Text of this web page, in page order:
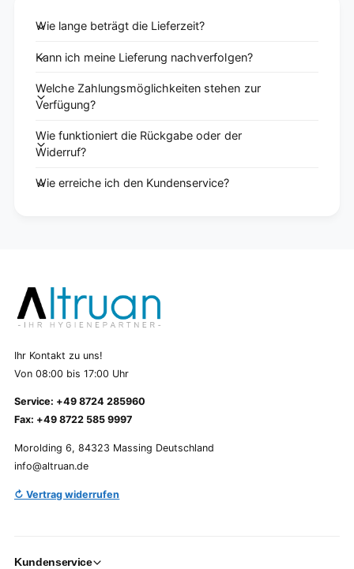
Wie lange beträgt die Lieferzeit?
Kann ich meine Lieferung nachverfolgen?
Welche Zahlungsmöglichkeiten stehen zur
Verfügung?
Wie funktioniert die Rückgabe oder der
Widerruf?
Wie erreiche ich den Kundenservice?
Ihr Kontakt zu uns!
Von 08:00 bis 17:00 Uhr
Service: +49 8724 285960
Fax: +49 8722 585 9997
Morolding 6, 84323 Massing Deutschland
info@altruan.de
↻ Vertrag widerrufen
Kundenservice